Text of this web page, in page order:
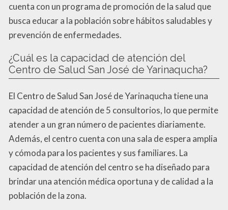
cuenta con un programa de promoción de la salud que
busca educar a la población sobre hábitos saludables y
prevención de enfermedades.
¿Cuál es la capacidad de atención del
Centro de Salud San José de Yarinaqucha?
El Centro de Salud San José de Yarinaqucha tiene una
capacidad de atención de 5 consultorios, lo que permite
atender a un gran número de pacientes diariamente.
Además, el centro cuenta con una sala de espera amplia
y cómoda para los pacientes y sus familiares. La
capacidad de atención del centro se ha diseñado para
brindar una atención médica oportuna y de calidad a la
población de la zona.